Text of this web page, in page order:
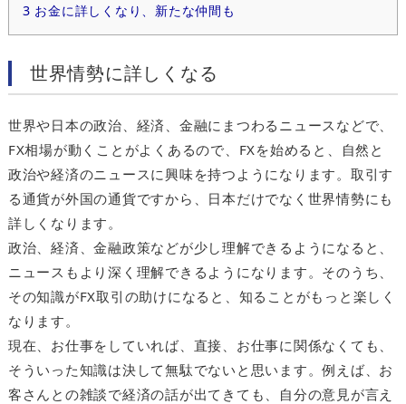
3 お金に詳しくなり、新たな仲間も
世界情勢に詳しくなる
世界や日本の政治、経済、金融にまつわるニュースなどで、
FX相場が動くことがよくあるので、FXを始めると、自然と
政治や経済のニュースに興味を持つようになります。取引す
る通貨が外国の通貨ですから、日本だけでなく世界情勢にも
詳しくなります。
政治、経済、金融政策などが少し理解できるようになると、
ニュースもより深く理解できるようになります。そのうち、
その知識がFX取引の助けになると、知ることがもっと楽しく
なります。
現在、お仕事をしていれば、直接、お仕事に関係なくても、
そういった知識は決して無駄でないと思います。例えば、お
客さんとの雑談で経済の話が出てきても、自分の意見が言え